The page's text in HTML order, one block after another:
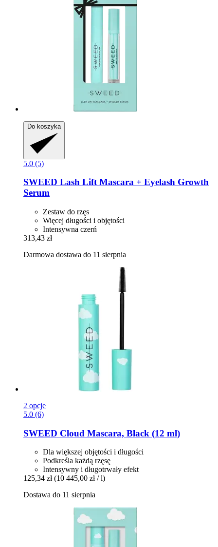
Do koszyka
5.0 (5)
SWEED Lash Lift Mascara + Eyelash Growth
Serum
Zestaw do rzęs
Więcej długości i objętości
Intensywna czerń
313,43 zł
Darmowa dostawa do 11 sierpnia
2 opcje
5.0 (6)
SWEED Cloud Mascara, Black (12 ml)
Dla większej objętości i długości
Podkreśla każdą rzęsę
Intensywny i długotrwały efekt
125,34 zł (10 445,00 zł / l)
Dostawa do 11 sierpnia